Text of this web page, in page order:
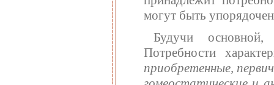
могут быть
Будучи основной,
Потребности
приобретенные,